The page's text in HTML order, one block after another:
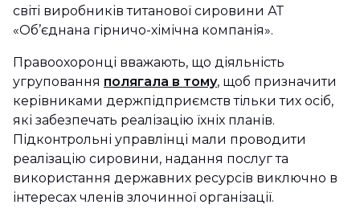
світі виробників титанової сировини АТ
«Об’єднана гірничо-хімічна компанія».
Правоохоронці вважають, що діяльність
угруповання полягала в тому, щоб призначити
керівниками держпідприємств тільки тих осіб,
які забезпечать реалізацію їхніх планів.
Підконтрольні управлінці мали проводити
реалізацію сировини, надання послуг та
використання державних ресурсів виключно в
інтересах членів злочинної організації.